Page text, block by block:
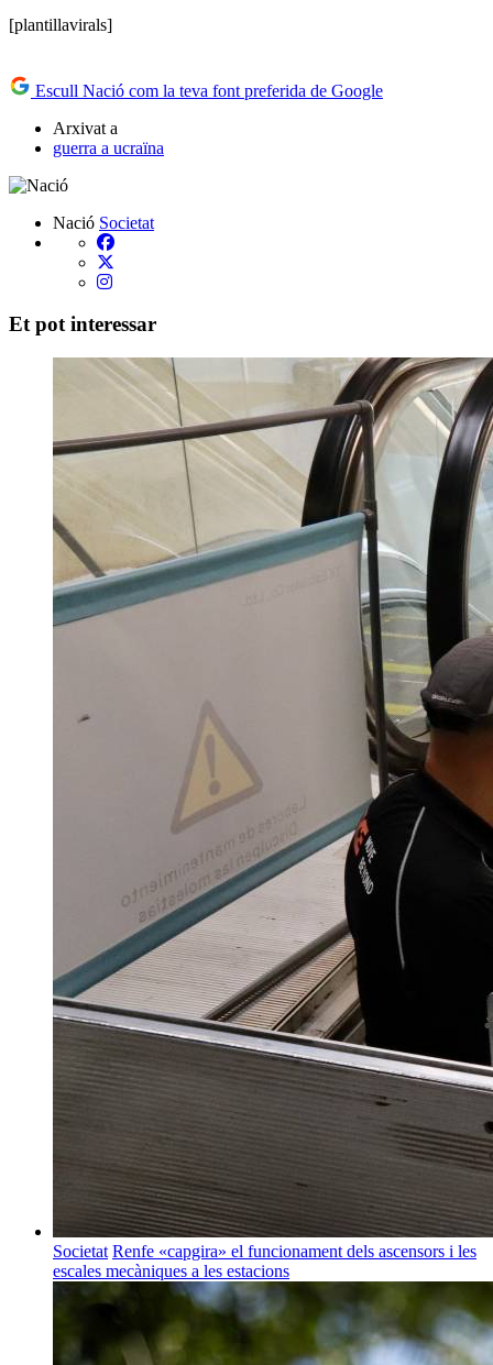
[plantillavirals]
Escull Nació com la teva font preferida de Google
Arxivat a
guerra a ucraïna
Nació Societat
Et pot interessar
Societat Renfe «capgira» el funcionament dels ascensors i les
escales mecàniques a les estacions